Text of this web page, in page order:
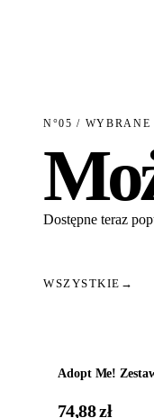
N°05 /
Dostępne teraz
WSZYSTKIE →
Adopt Me!
74,88 zł